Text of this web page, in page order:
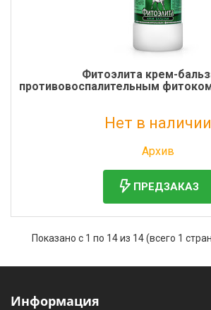
Фитоэлита крем-
противовоспалительным
Нет в наличии
Архив
ПРЕДЗАКАЗ
Показано с 1 по 14 из 14 (всего 1
Информация